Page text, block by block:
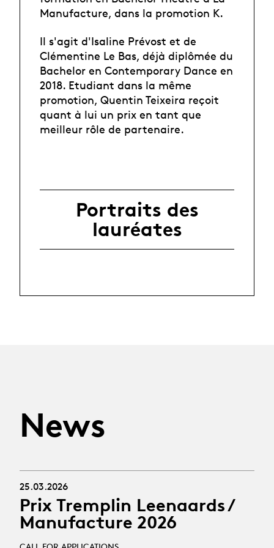
Manufacture, dans la promotion K.
Il s'agit d'Isaline Prévost et de
Clémentine Le Bas, déjà diplômée du
Bachelor en Contemporary Dance en
2018. Etudiant dans la même
promotion, Quentin Teixeira reçoit
quant à lui un prix en tant que
meilleur rôle de partenaire.
Portraits des
lauréates
News
25.03.2026
Prix Tremplin Leenaards /
Manufacture 2026